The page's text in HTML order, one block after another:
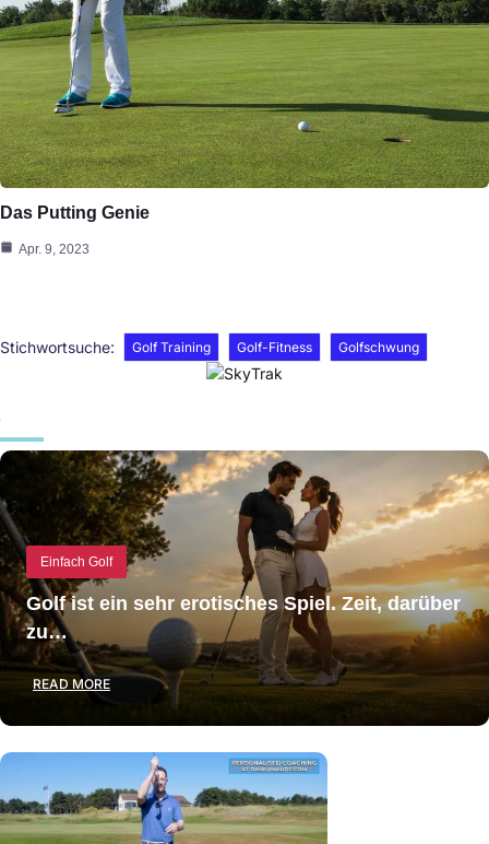
Das Putting Genie
Apr. 9, 2023
Stichwortsuche: Golf Training Golf-Fitness Golfschwung
Einfach Golf
Golf ist ein sehr erotisches Spiel. Zeit, darüber
zu…
READ MORE